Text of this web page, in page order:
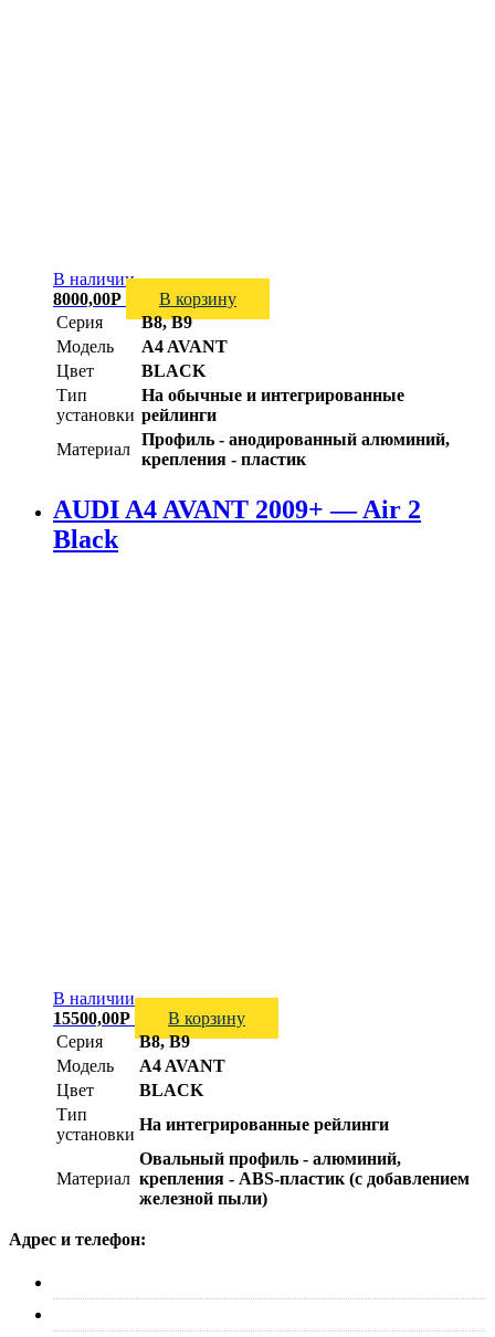
В наличии
8000,00Р
В корзину
Серия
B8, B9
Модель
A4 AVANT
Цвет
BLACK
Тип
установки
На обычные и интегрированные
рейлинги
Материал
Профиль - анодированный алюминий,
крепления - пластик
AUDI A4 AVANT 2009+ — Air 2
Black
В наличии
15500,00Р
В корзину
Серия
B8, B9
Модель
A4 AVANT
Цвет
BLACK
Тип
установки
На интегрированные рейлинги
Материал
Овальный профиль - алюминий,
крепления - ABS-пластик (с добавлением
железной пыли)
Адрес и телефон: